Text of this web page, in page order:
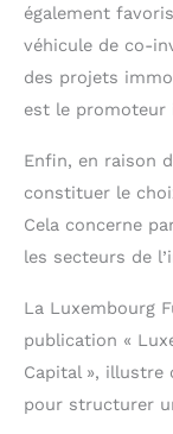
également
véhicule de co-
des projets
est le promoteur
Enfin, en raison
constituer le
Cela concerne
les secteurs de
La Luxembourg
publication «
Capital », illustre
pour structurer